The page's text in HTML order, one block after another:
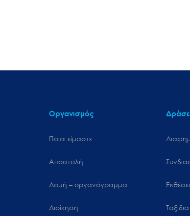
Οργανισμός
Ποιοι είμαστε
Αποστολή
Δομή – οργανόγραμμα
Διοίκηση